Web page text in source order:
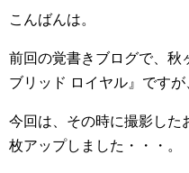
こんばんは。
前回の覚書きブログで、秋
ブリッド ロイヤル』ですが
今回は、その時に撮影した
枚アップしました・・・。